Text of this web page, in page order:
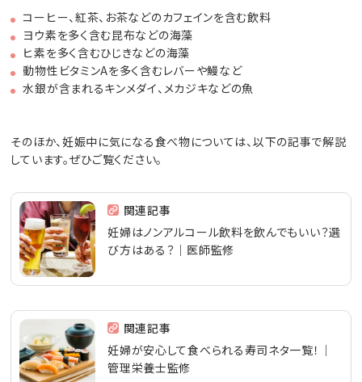
コーヒー、紅茶、お茶などのカフェインを含む飲料
ヨウ素を多く含む昆布などの海藻
ヒ素を多く含むひじきなどの海藻
動物性ビタミンAを多く含むレバーや鰻など
水銀が含まれるキンメダイ、メカジキなどの魚
そのほか、妊娠中に気になる食べ物については、以下の記事で解説
しています。ぜひご覧ください。
関連記事
妊婦はノンアルコール飲料を飲んでもいい？選
び方はある？｜医師監修
関連記事
妊婦が安心して食べられる寿司ネタ一覧！│
管理栄養士監修